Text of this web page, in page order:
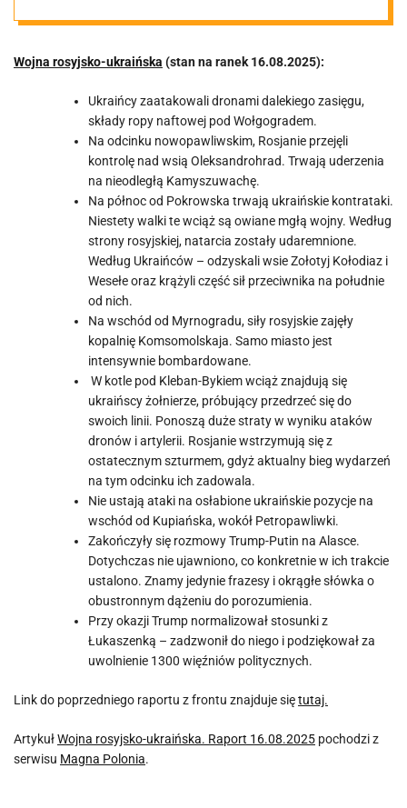
16.08.2025
Wojna rosyjsko-ukraińska (stan na ranek 16.08.2025):
Ukraińcy zaatakowali dronami dalekiego zasięgu,
składy ropy naftowej pod Wołgogradem.
Na odcinku nowopawliwskim, Rosjanie przejęli
kontrolę nad wsią Oleksandrohrad. Trwają uderzenia
na nieodległą Kamyszuwachę.
Na północ od Pokrowska trwają ukraińskie kontrataki.
Niestety walki te wciąż są owiane mgłą wojny. Według
strony rosyjskiej, natarcia zostały udaremnione.
Według Ukraińców – odzyskali wsie Zołotyj Kołodiaz i
Wesełe oraz krążyli część sił przeciwnika na południe
od nich.
Na wschód od Myrnogradu, siły rosyjskie zajęły
kopalnię Komsomolskaja. Samo miasto jest
intensywnie bombardowane.
W kotle pod Kleban-Bykiem wciąż znajdują się
ukraińscy żołnierze, próbujący przedrzeć się do
swoich linii. Ponoszą duże straty w wyniku ataków
dronów i artylerii. Rosjanie wstrzymują się z
ostatecznym szturmem, gdyż aktualny bieg wydarzeń
na tym odcinku ich zadowala.
Nie ustają ataki na osłabione ukraińskie pozycje na
wschód od Kupiańska, wokół Petropawliwki.
Zakończyły się rozmowy Trump-Putin na Alasce.
Dotychczas nie ujawniono, co konkretnie w ich trakcie
ustalono. Znamy jedynie frazesy i okrągłe słówka o
obustronnym dążeniu do porozumienia.
Przy okazji Trump normalizował stosunki z
Łukaszenką – zadzwonił do niego i podziękował za
uwolnienie 1300 więźniów politycznych.
Link do poprzedniego raportu z frontu znajduje siętutaj.
ArtykułWojna rosyjsko-ukraińska. Raport 16.08.2025 pochodzi z
serwisu Magna Polonia.